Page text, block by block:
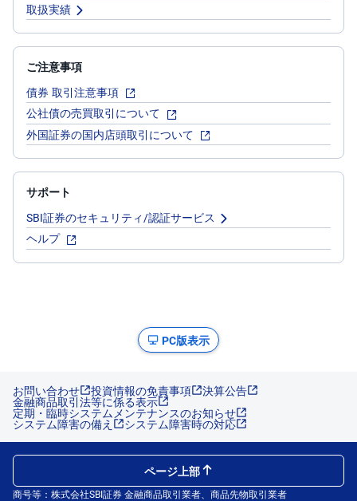
取扱実績
ご注意事項
債券 取引注意事項
公社債の売買取引について
外国証券の国内店頭取引について
サポート
SBI証券のセキュリティ/認証サービス
ヘルプ
PC版表示
お問い合わせ 投資情報の免責事項 決算公告
金融商品取引法等に係る表示
定期・臨時システムメンテナンスのお知らせ
システム障害の備え システム障害時の対応
商号等：株式会社SBI証券 金融商品取引業者、商品先物取引業者
ページ上部